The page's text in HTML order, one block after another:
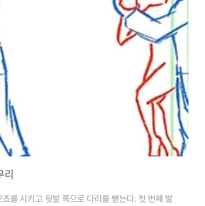
다. inline 사까다는 팔로워의 주게 중심이 되는 발
다. 리더: 사까다 후 따라오는 오른 발이 다시 왼
크로스 한다. 리더: 뒤로 크로스 된 오른발에 빠르
를 시키고 뒷발 쪽으로 다리를 뻗는다. 첫 번째 발